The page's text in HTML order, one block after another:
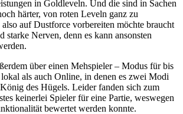
in Goldleveln. Und die sind in Sachen
härter, von roten Leveln ganz zu
auf Dustforce vorbereiten möchte braucht
starke Nerven, denn es kann ansonsten
über einen Mehspieler – Modus für bis
als auch Online, in denen es zwei Modi
des Hügels. Leider fanden sich zum
keinerlei Spieler für eine Partie, weswegen
bewertet werden konnte.